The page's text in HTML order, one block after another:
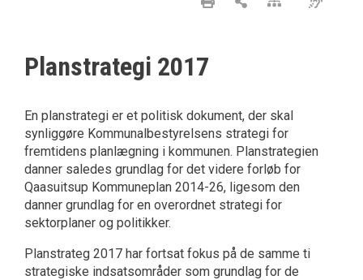
Planstrategi 2017
En planstrategi er et politisk dokument, der skal
synliggøre Kommunalbestyrelsens strategi for
fremtidens planlægning i kommunen. Planstrategien
danner saledes grundlag for det videre forløb for
Qaasuitsup Kommuneplan 2014-26, ligesom den
danner grundlag for en overordnet strategi for
sektorplaner og politikker.
Planstrateg 2017 har fortsat fokus på de samme ti
strategiske indsatsområder som grundlag for de